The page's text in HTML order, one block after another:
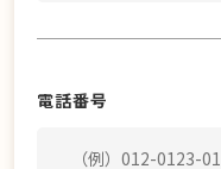
電話番号